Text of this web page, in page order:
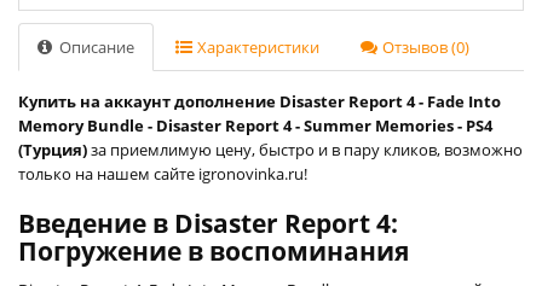
Описание Характеристики Отзывов (0)
Купить на аккаунт дополнение Disaster Report 4 - Fade Into
Memory Bundle - Disaster Report 4 - Summer Memories - PS4
(Турция)за приемлимую цену, быстро и в пару кликов, возможно
только на нашем сайте igronovinka.ru!
Введение в Disaster Report 4:
Погружение в воспоминания